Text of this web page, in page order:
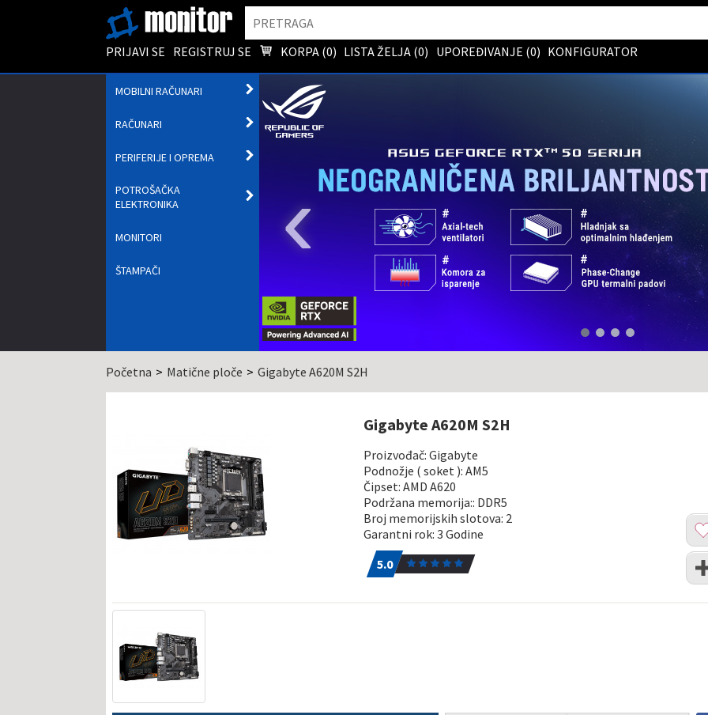
PRIJAVI SE REGISTRUJ SE KORPA (0) LISTA ŽELJA (0) UPOREĐIVANJE (0) KONFIGURATOR
MOBILNI RAČUNARI
PODMENI
RAČUNARI
OTVORI
PODMENI
PERIFERIJE I OPREMA
POTROŠAČKA
ELEKTRONIKA
MONITORI
ŠTAMPAČI ‹
Početna Matične ploče Gigabyte A620M S2H
Gigabyte A620M S2H
Proizvođač: Gigabyte
Podnožje ( soket ): AM5
Čipset: AMD A620
Podržana memorija:: DDR5
Broj memorijskih slotova: 2
Garantni rok: 3 Godine
5.01
5.0